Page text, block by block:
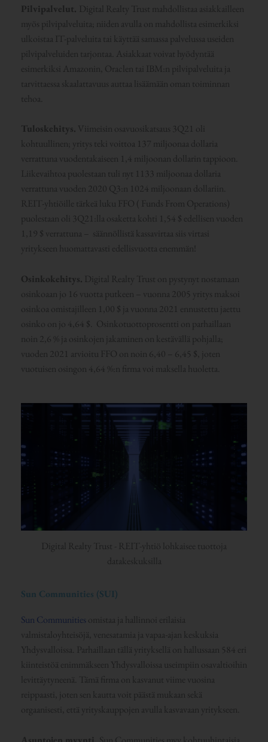
Pilvipalvelut. Digital Realty Trust mahdollistaa asiakkailleen
myös pilvipalveluita; niiden avulla on mahdollista esimerkiksi
ulkoistaa IT-palveluita tai käyttää samassa palvelussa useiden
pilvipalveluiden tarjontaa. Asiakkaat voivat hyödyntää
esimerkiksi Amazonin, Oraclen tai IBM:n pilvipalveluita ja
tarvittaessa skaalattavuus auttaa lisäämään oman toiminnan
tehoa.
Tuloskehitys. Viimeisin osavuosikatsaus 3Q21 oli
kohtuullinen; yritys teki voittoa 137 miljoonaa dollaria
verrattuna vuodentakaiseen 1,4 miljoonan dollarin tappioon.
Liikevaihtoa puolestaan tuli nyt 1133 miljoonaa dollaria
verrattuna vuoden 2020 Q3:n 1024 miljoonaan dollariin.
REIT-yhtiöille tärkeä luku FFO ( Funds From Operations)
puolestaan oli 3Q21:lla osaketta kohti 1,54 $ edellisen vuoden
1,19 $ verrattuna – säännöllistä kassavirtaa siis virtasi
yritykseen huomattavasti edellisvuotta enemmän!
Osinkokehitys. Digital Realty Trust on pystynyt nostamaan
osinkoaan jo 16 vuotta putkeen – vuonna 2005 yritys maksoi
osinkoa omistajilleen 1,00 $ ja vuonna 2021 ennustettu jaettu
osinko on jo 4,64 $. Osinkotuottoprosentti on parhaillaan
noin 2,6 % ja osinkojen jakaminen on kestävällä pohjalla;
vuoden 2021 arvioitu FFO on noin 6,40 – 6,45 $, joten
vuotuisen osingon 4,64 %:n firma voi maksella huoletta.
Digital Realty Trust - REIT-yhtiö lohkaisee tuottoja
datakeskuksilla
Sun Communities (SUI)
Sun Communities omistaa ja hallinnoi erilaisia
valmistaloyhteisöjä, venesatamia ja vapaa-ajan keskuksia
Yhdysvalloissa. Parhaillaan tällä yrityksellä on hallussaan 584 eri
kiinteistöä enimmäkseen Yhdysvalloissa useimpiin osavaltioihin
levittäytyneenä. Tämä firma on kasvanut viime vuosina
reippaasti, joten sen kautta voit päästä mukaan sekä
orgaanisesti, että yrityskauppojen avulla kasvavaan yritykseen.